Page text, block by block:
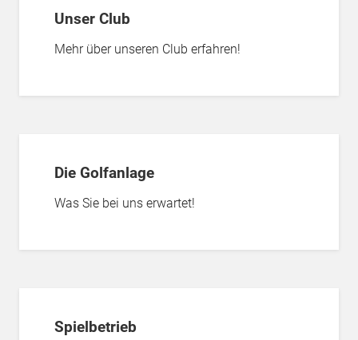
Unser Club
Mehr über unseren Club erfahren!
Die Golfanlage
Was Sie bei uns erwartet!
Spielbetrieb